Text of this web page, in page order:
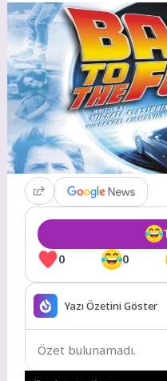
0 0
Yazı Özetini Göster
Özet bulunamadı.